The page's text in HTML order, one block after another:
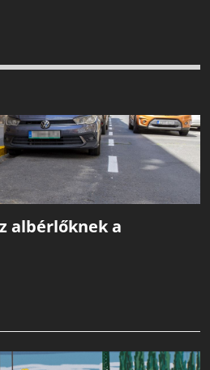
albérlőknek a